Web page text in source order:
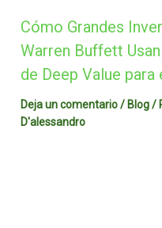
Cómo Grandes
Warren Buffett
de Deep Value para
Deja un comentario/ Blog/
D'alessandro